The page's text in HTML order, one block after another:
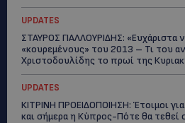
UPDATES
ΣΤΑΥΡΟΣ ΓΙΑΛΛΟΥΡΙΔΗΣ: «Ευχάριστα
«κουρεμένους» του 2013 – Τι του
Χριστοδουλίδης το πρωί της
UPDATES
ΚΙΤΡΙΝΗ ΠΡΟΕΙΔΟΠΟΙΗΣΗ: Έτοιμοι
και σήμερα η Κύπρος-Πότε θα τεθεί